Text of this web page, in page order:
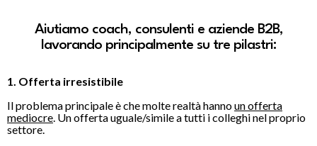
Aiutiamo coach, consulenti e aziende B2B,
lavorando principalmente su tre pilastri:
1. Offerta irresistibile
Il problema principale è che molte realtà hannoun offerta
mediocre. Un offerta uguale/simile a tutti i colleghi nel proprio
settore.